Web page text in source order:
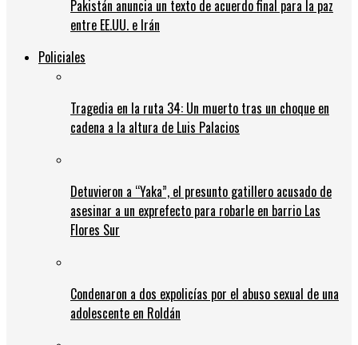
Pakistán anuncia un texto de acuerdo final para la paz
entre EE.UU. e Irán
Policiales
Tragedia en la ruta 34: Un muerto tras un choque en
cadena a la altura de Luis Palacios
Detuvieron a “Yaka”, el presunto gatillero acusado de
asesinar a un exprefecto para robarle en barrio Las
Flores Sur
Condenaron a dos expolicías por el abuso sexual de una
adolescente en Roldán